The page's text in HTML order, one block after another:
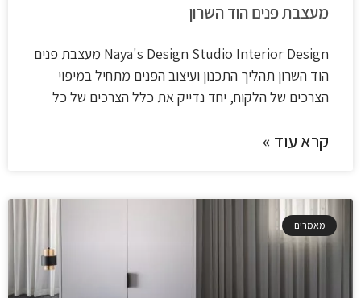
מעצבת פנים הוד השרון
Naya's Design Studio​ Interior Design מעצבת פנים
הוד השרון תהליך התכנון ועיצוב הפנים מתחיל במיפוי
הצרכים של הלקוח, יחד נדייק את כלל הצרכים של כל
קרא עוד »
מאמרים